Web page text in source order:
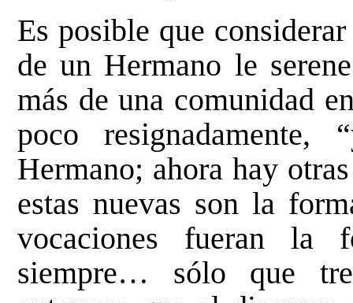
Es posible que
de un Hermano le
más de una comunidad
poco
Hermano; ahora hay
estas nuevas son la
vocaciones fueran la
siempre… sólo que